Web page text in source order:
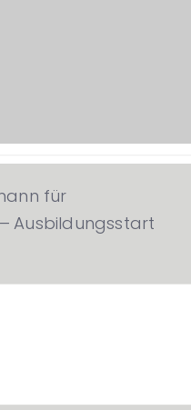
für
Ausbildungsstart